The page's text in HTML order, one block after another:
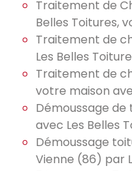
Traitement de
Belles Toitures,
Traitement de
Les Belles
Traitement de
votre maison
Démoussage
avec Les Belles
Démoussage
Vienne (86) par